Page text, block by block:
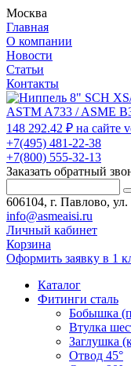
Москва
Главная
О компании
Новости
Статьи
Контакты
+7(495) 481-22-38
+7(800) 555-32-13
Заказать обратный
606104, г. Павлово,
info@asmeaisi.ru
Личный кабинет
Корзина
Оформить заявку в 1
Каталог
Фитинги сталь
Бобышка
Втулка
Заглушка
Отвод 45°